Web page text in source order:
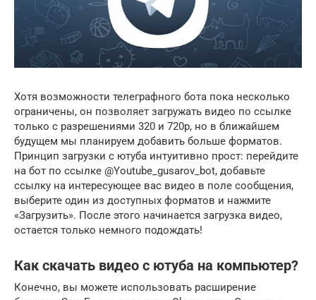
Хотя возможности телеграфного бота пока несколько
ограничены, он позволяет загружать видео по ссылке
только с разрешениями 320 и 720p, но в ближайшем
будущем мы планируем добавить больше форматов.
Принцип загрузки с ютуба интуитивно прост: перейдите
на бот по ссылке @Youtube_gusarov_bot, добавьте
ссылку на интересующее вас видео в поле сообщения,
выберите один из доступных форматов и нажмите
«Загрузить». После этого начинается загрузка видео,
остается только немного подождать!
Как скачать видео с ютуба на компьютер?
Конечно, вы можете использовать расширение